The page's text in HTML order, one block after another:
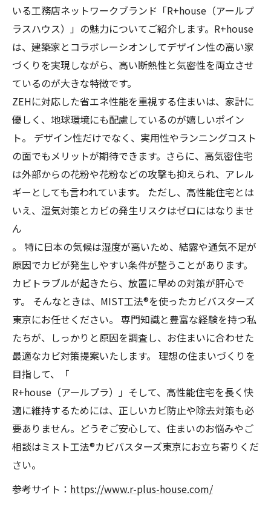
いる工務店ネットワークブランド「R+house（アールプ
ラスハウス）」の魅力についてご紹介します。R+house
は、建築家とコラボレーシオンしてデザイン性の高い家
づくりを実現しながら、高い断熱性と気密性を両立させ
ているのが大きな特徴です。
ZEHに対応した省エネ性能を重視する住まいは、家計に
優しく、地球環境にも配慮しているのが嬉しいポイン
ト。 デザイン性だけでなく、実用性やランニングコスト
の面でもメリットが期待できます。さらに、高気密住宅
は外部からの花粉や花粉などの攻撃も抑えられ、アレル
ギーとしても言われています。 ただし、高性能住宅とは
いえ、湿気対策とカビの発生リスクはゼロにはなりませ
ん
。 特に日本の気候は湿度が高いため、結露や通気不足が
原因でカビが発生しやすい条件が整うことがあります。
カビトラブルが起きたら、放置に早めの対策が肝心で
す。 そんなときは、MIST工法®を使ったカビバスターズ
東京にお任せください。 専門知識と豊富な経験を持つ私
たちが、しっかりと原因を調査し、お住まいに合わせた
最適なカビ対策提案いたします。 理想の住まいづくりを
目指して、「
R+house（アールプラ）」そして、高性能住宅を長く快
適に維持するためには、正しいカビ防止や除去対策も必
要ありません。どうぞご安心して、住まいのお悩みやご
相談はミスト工法®カビバスターズ東京にお立ち寄りくだ
さい。
参考サイト： https://www.r-plus-house.com/